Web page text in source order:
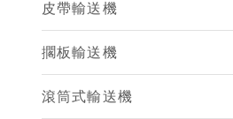
皮帶輸送機
擱板輸送機
滾筒式輸送機